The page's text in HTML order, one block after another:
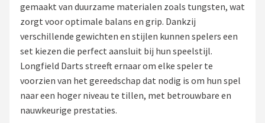
Dartshop
POPULAIRE MERKEN
Target
Winmau
Bull's
gemaakt van duurzame materialen zoals tungsten, wat
zorgt voor optimale balans en grip. Dankzij
verschillende gewichten en stijlen kunnen spelers een
set kiezen die perfect aansluit bij hun speelstijl.
Longfield Darts streeft ernaar om elke speler te
voorzien van het gereedschap dat nodig is om hun spel
naar een hoger niveau te tillen, met betrouwbare en
nauwkeurige prestaties.